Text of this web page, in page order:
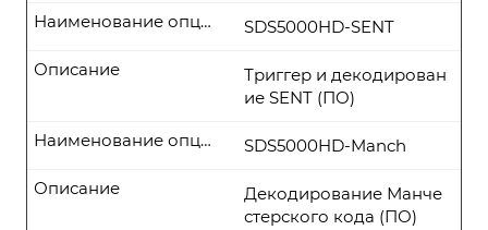
SDS5000HD-SENT
Наименование опции
Триггер и декодирован
ие SENT (ПО)
Описание
SDS5000HD-Manch
Наименование опции
Декодирование Манче
стерского кода (ПО)
Описание